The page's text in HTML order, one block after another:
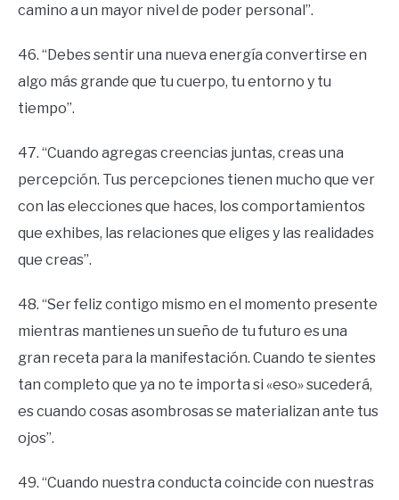
camino a un mayor nivel de poder personal”.
46. “Debes sentir una nueva energía convertirse en
algo más grande que tu cuerpo, tu entorno y tu
tiempo”.
47. “Cuando agregas creencias juntas, creas una
percepción. Tus percepciones tienen mucho que ver
con las elecciones que haces, los comportamientos
que exhibes, las relaciones que eliges y las realidades
que creas”.
48. “Ser feliz contigo mismo en el momento presente
mientras mantienes un sueño de tu futuro es una
gran receta para la manifestación. Cuando te sientes
tan completo que ya no te importa si «eso» sucederá,
es cuando cosas asombrosas se materializan ante tus
ojos”.
49. “Cuando nuestra conducta coincide con nuestras